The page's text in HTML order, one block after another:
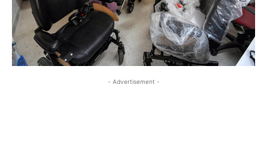
- Advertisement -